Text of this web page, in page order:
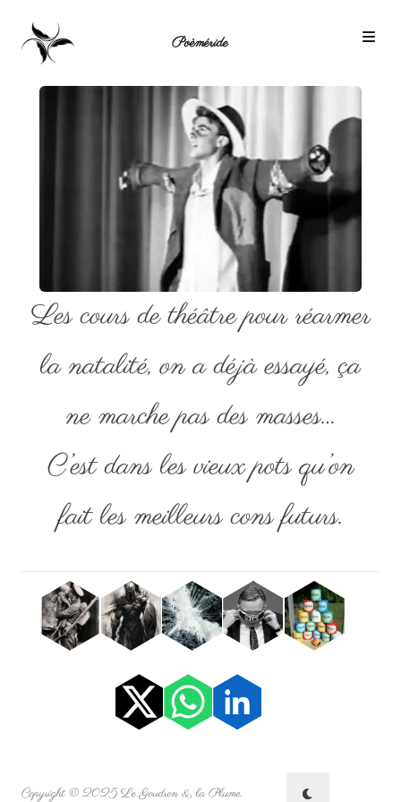
Poèméride
Les cours de théâtre pour réarmer
la natalité, on a déjà essayé, ça
ne marche pas des masses…
C’est dans les vieux pots qu’on
fait les meilleurs cons futurs.
Copyright © 2025 Le Goudron & la Plume.